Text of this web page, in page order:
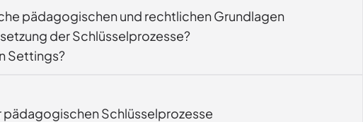
pädagogischen und rechtlichen Grundlagen
der Schlüsselprozesse?
Settings?
pädagogischen Schlüsselprozesse